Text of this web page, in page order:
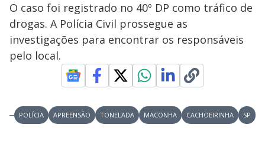
O caso foi registrado no 40º DP como tráfico de
drogas. A Polícia Civil prossegue as
investigações para encontrar os responsáveis
pelo local.
POLÍCIA APREENSÃO TONELADA MACONHA CACHOEIRINHA SP